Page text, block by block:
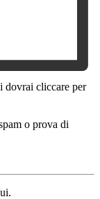
dovrai cliccare per
o prova di